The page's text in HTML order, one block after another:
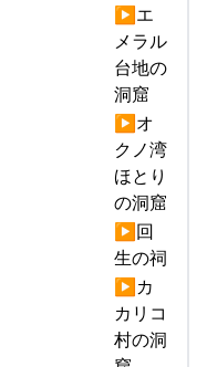
▶エ
メラル
台地の
洞窟
▶オ
クノ湾
ほとり
の洞窟
▶回
生の祠
▶カ
カリコ
村の洞